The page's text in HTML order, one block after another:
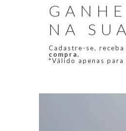
GANHE
NA
Cadastre-se,
compra.
*Válido apenas